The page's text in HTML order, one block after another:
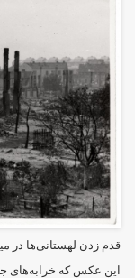
قدم زدن لهستانی‌ها در
این عکس که خرابه‌های